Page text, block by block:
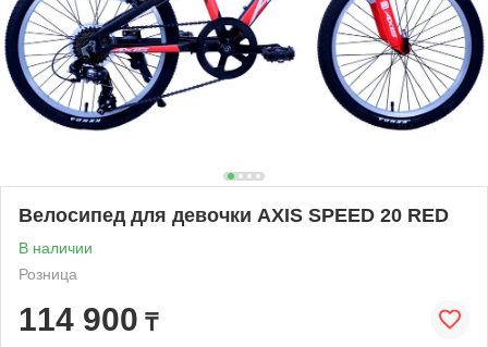
Велосипед для девочки AXIS SPEED 20 RED
В наличии
Розница
114 900 ₸